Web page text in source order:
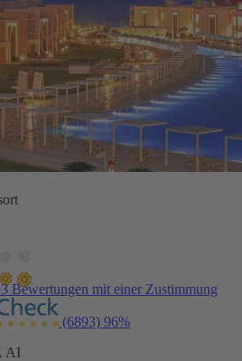
Bewertungen mit einer Zustimmung
(6893) 96%
AI